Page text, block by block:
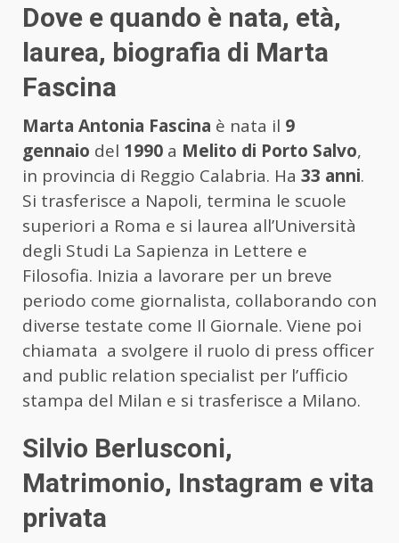
Dove e quando è nata, età,
laurea, biografia di Marta
Fascina
Marta Antonia Fascina è nata il 9
gennaio del 1990 a Melito di Porto Salvo,
in provincia di Reggio Calabria. Ha 33 anni.
Si trasferisce a Napoli, termina le scuole
superiori a Roma e si laurea all’Università
degli Studi La Sapienza in Lettere e
Filosofia. Inizia a lavorare per un breve
periodo come giornalista, collaborando con
diverse testate come Il Giornale. Viene poi
chiamata a svolgere il ruolo di press officer
and public relation specialist per l’ufficio
stampa del Milan e si trasferisce a Milano.
Silvio Berlusconi,
Matrimonio, Instagram e vita
privata